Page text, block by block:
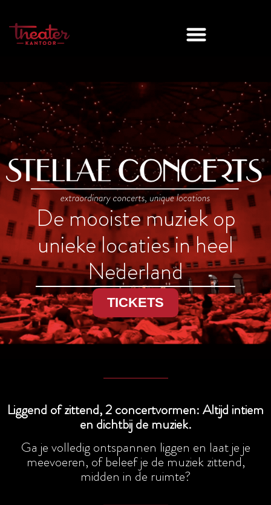
De mooiste muziek op
unieke locaties in heel
Nederland
TICKETS
Liggend of zittend, 2 concertvormen:Altijd intiem
en dichtbij de muziek.
Ga je volledig ontspannen liggen en laat je je
meevoeren, of beleef je de muziek zittend,
midden in de ruimte?